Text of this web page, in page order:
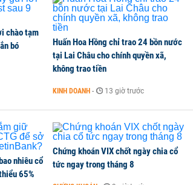
chào tạm
bó
Huấn Hoa Hồng chỉ trao 24 bồn nước
tại Lai Châu cho chính quyền xã,
không trao tiền
KINH DOANH - 13 giờ trước
nhiêu cổ
65%
Chứng khoán VIX chốt ngày chia cổ
tức ngay trong tháng 8